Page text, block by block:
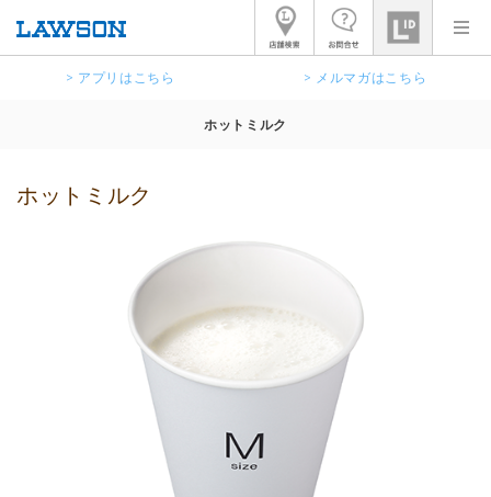
> アプリはこちら > メルマガはこちら
ホットミルク
ホットミルク